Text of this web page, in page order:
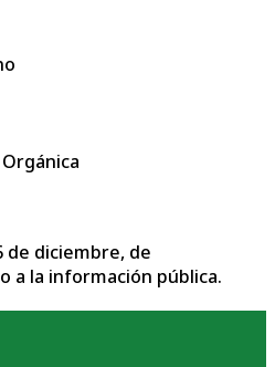
de diciembre, de
a la información pública.